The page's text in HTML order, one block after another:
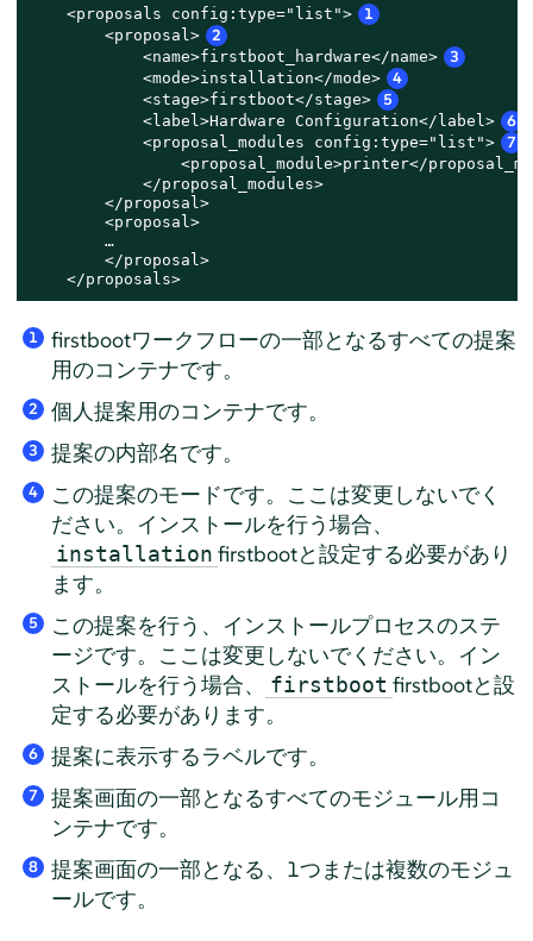
    <proposals config:type="list">
1
        <proposal>
2
            <name>firstboot_hardware</name>
3
            <mode>installation</mode>
4
            <stage>firstboot</stage>
5
            <label>Hardware Configuration</label>
6
            <proposal_modules config:type="list">
7
<proposal_module>printer</
            </proposal_modules>
        </proposal>
        <proposal>
        …
        </proposal>
    </proposals>
1
firstbootワークフローの一部となるすべての提案
用のコンテナです。
2 個人提案用のコンテナです。
3 提案の内部名です。
4
この提案のモードです。ここは変更しないでく
ださい。インストールを行う場合、
installation firstbootと設定する必要があり
ます。
5
この提案を行う、インストールプロセスのステ
ージです。ここは変更しないでください。イン
ストールを行う場合、
firstboot firstbootと設
定する必要があります。
6 提案に表示するラベルです。
7
提案画面の一部となるすべてのモジュール用コ
ンテナです。
8
提案画面の一部となる、1つまたは複数のモジュ
ールです。